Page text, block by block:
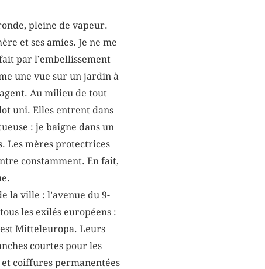
pleine de vapeur.
et ses amies. Je ne me
par l’embellissement
une vue sur un jardin à
Au milieu de tout
uni. Elles entrent dans
: je baigne dans un
Les mères protectrices
constamment. En fait,
la ville : l’avenue du 9-
les exilés européens :
Mitteleuropa. Leurs
courtes pour les
coiffures permanentées